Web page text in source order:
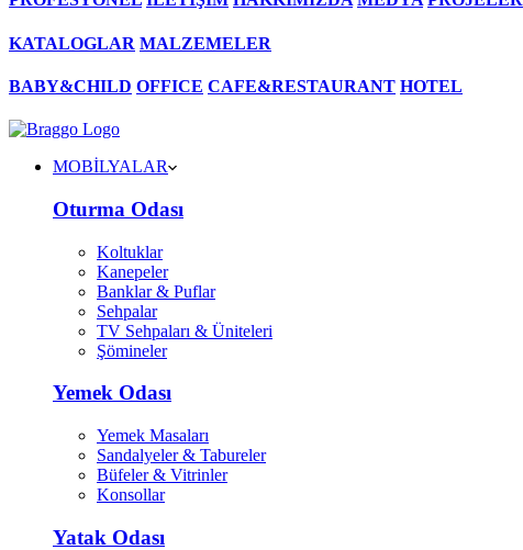
KATALOGLAR MALZEMELER
BABY&CHILD OFFICE CAFE&RESTAURANT HOTEL
MOBİLYALAR
Oturma Odası
Koltuklar
Kanepeler
Banklar & Puflar
Sehpalar
TV Sehpaları & Üniteleri
Şömineler
Yemek Odası
Yemek Masaları
Sandalyeler & Tabureler
Büfeler & Vitrinler
Konsollar
Yatak Odası